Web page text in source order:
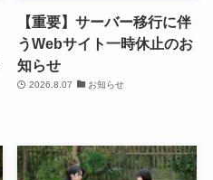
【重要】サーバー移行に伴
うWebサイト一時休止のお
知らせ
2026.8.07 お知らせ